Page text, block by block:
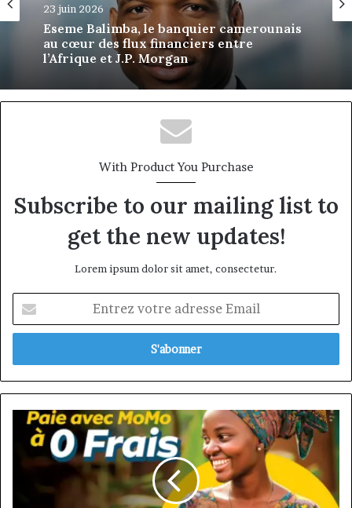
10 juin 2026
Asong Suh: The Cameroonian Engineer
Bringing Artificial Intelligence to Critical
Infrastructure
With Product You Purchase
Subscribe to our mailing list to
get the new updates!
Lorem ipsum dolor sit amet, consectetur.
votre
adresse
MTN
Mobile
Money
lance